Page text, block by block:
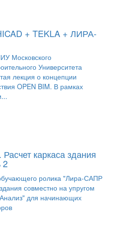
+ TEKLA + ЛИРА-
Московского
Университета
лекция о концепции
OPEN BIM. В рамках
каркаса здания
2
ролика "Лира-САПР
совместно на упругом
для начинающих